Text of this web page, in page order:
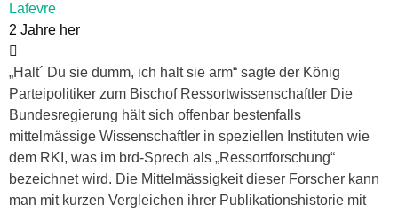
Lafevre
2 Jahre her
„Halt´ Du sie dumm, ich halt sie arm“ sagte der König
Parteipolitiker zum Bischof Ressortwissenschaftler Die
Bundesregierung hält sich offenbar bestenfalls
mittelmässige Wissenschaftler in speziellen Instituten wie
dem RKI, was im brd-Sprech als „Ressortforschung“
bezeichnet wird. Die Mittelmässigkeit dieser Forscher kann
man mit kurzen Vergleichen ihrer Publikationshistorie mit